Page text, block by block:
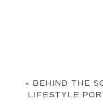
« BEHIND THE
LIFESTYLE